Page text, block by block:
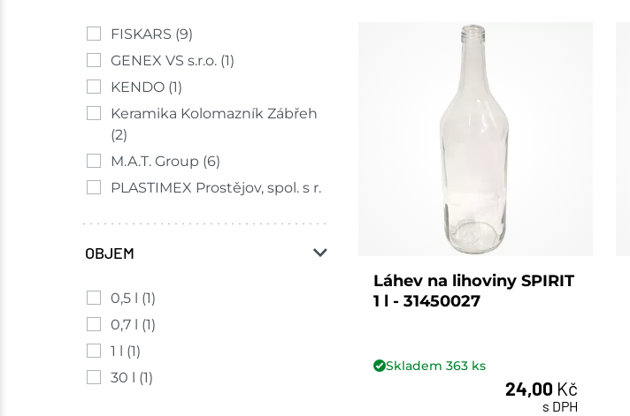
FISKARS (9)
GENEX VS s.r.o. (1)
KENDO (1)
Keramika Kolomazník Zábřeh
(2)
M.A.T. Group (6)
PLASTIMEX Prostějov, spol. s r.
(20)
Strend Pro
OBJEM
0,5 l (1)
0,7 l (1)
1 l (1)
30 l (1)
Láhev na lihoviny SPIRIT
1 l - 31450027
Skladem363 ks
24,00 Kč
s DPH